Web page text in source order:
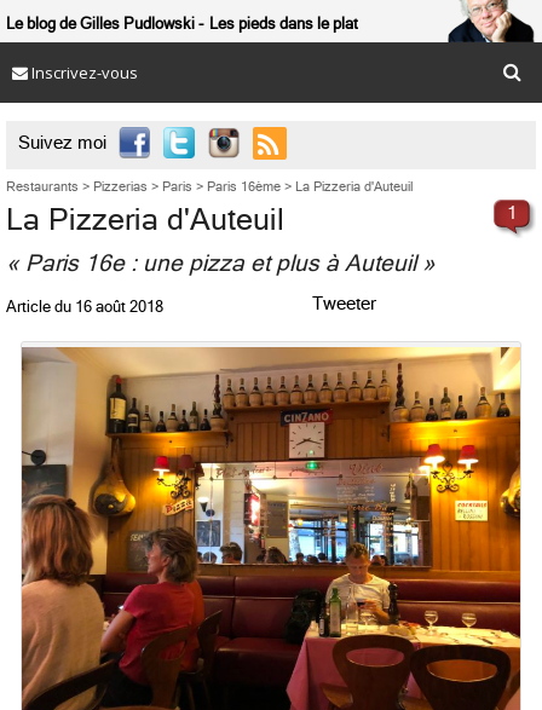
Le blog de Gilles Pudlowski Les pieds dans le plat
Inscrivez-vous
Suivez moi 
Restaurants > Pizzerias > Paris > Paris 16ème > La Pizzeria d'Auteuil
1
La Pizzeria d'Auteuil
« Paris 16e : une pizza et plus à Auteuil »
Article du 16 août 2018 Tweeter